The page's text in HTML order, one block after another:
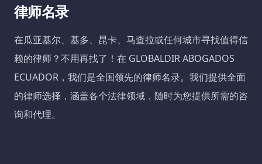
律师名录
在瓜亚基尔、基多、昆卡、马查拉或任何城市寻找值得信
赖的律师？不用再找了！在 GLOBALDIR ABOGADOS
ECUADOR，我们是全国领先的律师名录。我们提供全面
的律师选择，涵盖各个法律领域，随时为您提供所需的咨
询和代理。